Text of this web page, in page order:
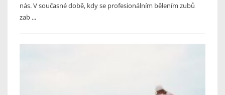
nás. V současné době, kdy se profesionálním bělením zubů
zab ...